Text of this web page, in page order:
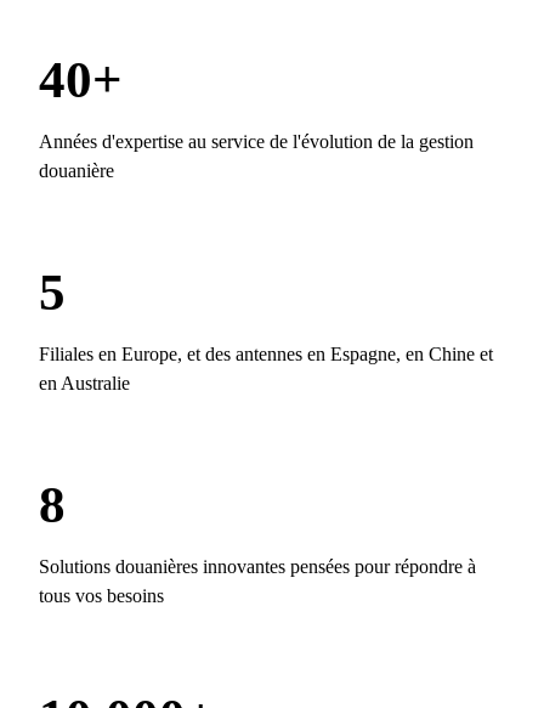
40+
Années d'expertise au service de l'évolution de la gestion
douanière
5
Filiales en Europe, et des antennes en Espagne, en Chine et
en Australie
8
Solutions douanières innovantes pensées pour répondre à
tous vos besoins